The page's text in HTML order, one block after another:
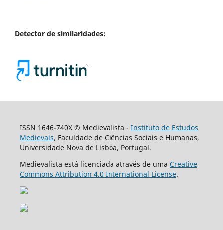
Detector de similaridades:
ISSN 1646-740X © Medievalista - Instituto de Estudos
Medievais, Faculdade de Ciências Sociais e Humanas,
Universidade Nova de Lisboa, Portugal.
Medievalista está licenciada através de uma Creative
Commons Attribution 4.0 International License.